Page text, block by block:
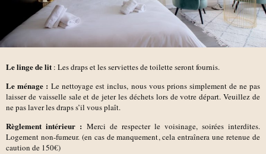
Le linge de lit : Les draps et les serviettes de toilette seront fournis.
Le ménage : Le nettoyage est inclus, nous vous prions simplement de ne pas
laisser de vaisselle sale et de jeter les déchets lors de votre départ. Veuillez de
ne pas laver les draps s’il vous plaît.
Règlement intérieur : Merci de respecter le voisinage, soirées interdites.
Logement non-fumeur. (en cas de manquement, cela entraînera une retenue de
caution de 150€)